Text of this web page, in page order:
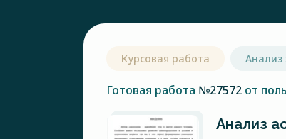
Курсовая работа Анализ
Готовая работа №27572 от
Анализ